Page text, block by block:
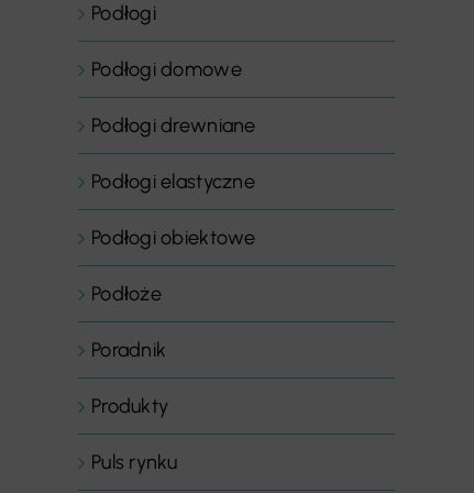
Podłogi
Podłogi domowe
Podłogi drewniane
Podłogi elastyczne
Podłogi obiektowe
Podłoże
Poradnik
Produkty
Puls rynku